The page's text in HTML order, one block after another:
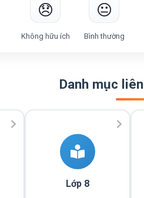
😞
Không hữu ích
😐
Bình thường
Danh mục
Lớp 8